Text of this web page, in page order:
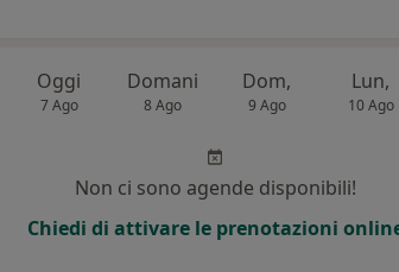
Oggi
7 Ago
Domani
8 Ago
Dom,
9 Ago
Lun,
10 Ago
Non ci sono agende disponibili!
Chiedi di attivare le prenotazioni